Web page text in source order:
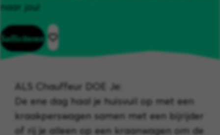
naar jou!
Solliciteren
ALS Chauffeur DOE Je:
De ene dag haal je huisvuil op met een
kraakperswagen samen met een bijrijder
of rij je alleen op een kraanwagen om de